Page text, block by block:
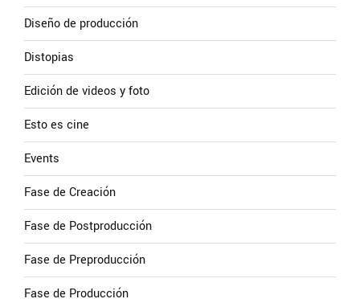
Diseño de producción
Distopias
Edición de videos y foto
Esto es cine
Events
Fase de Creación
Fase de Postproducción
Fase de Preproducción
Fase de Producción